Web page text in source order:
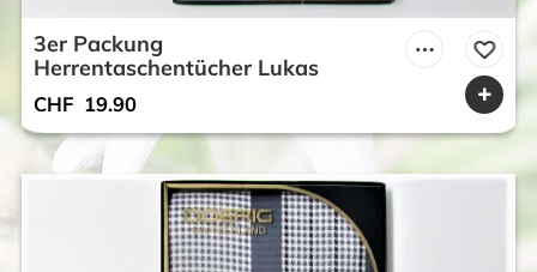
3er Packung
Herrentaschentücher Lukas
CHF 19.90